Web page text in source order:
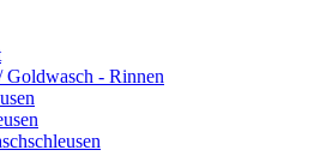
Goldwasch - Rinnen